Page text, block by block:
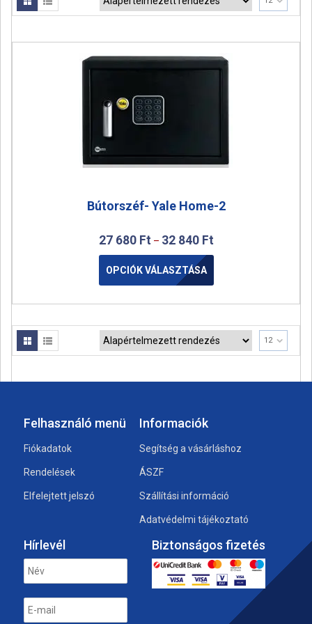
a
Bútorszéf- Yale Home-2
27 680 Ft – 32 840 Ft
OPCIÓK VÁLASZTÁSA
12
Felhasználó menü
Fiókadatok
Rendelések
Elfelejtett jelszó
Informaciók
Segítség a vásárláshoz
ÁSZF
Szállítási információ
Adatvédelmi tájékoztató
Hírlevél Biztonságos fizetés